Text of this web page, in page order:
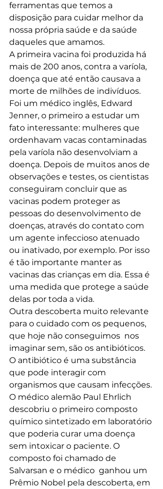
ferramentas que temos a
disposição para cuidar melhor da
nossa própria saúde e da saúde
daqueles que amamos.
A primeira vacina foi produzida há
mais de 200 anos, contra a varíola,
doença que até então causava a
morte de milhões de indivíduos.
Foi um médico inglês, Edward
Jenner, o primeiro a estudar um
fato interessante: mulheres que
ordenhavam vacas contaminadas
pela varíola não desenvolviam a
doença. Depois de muitos anos de
observações e testes, os cientistas
conseguiram concluir que as
vacinas podem proteger as
pessoas do desenvolvimento de
doenças, através do contato com
um agente infeccioso atenuado
ou inativado, por exemplo. Por isso
é tão importante manter as
vacinas das crianças em dia. Essa é
uma medida que protege a saúde
delas por toda a vida.
Outra descoberta muito relevante
para o cuidado com os pequenos,
que hoje não conseguimos  nos
imaginar sem, são os antibióticos.
O antibiótico é uma substância
que pode interagir com
organismos que causam infecções.
O médico alemão Paul Ehrlich
descobriu o primeiro composto
químico sintetizado em laboratório
que poderia curar uma doença
sem intoxicar o paciente. O
composto foi chamado de
Salvarsan e o médico  ganhou um
Prêmio Nobel pela descoberta, em